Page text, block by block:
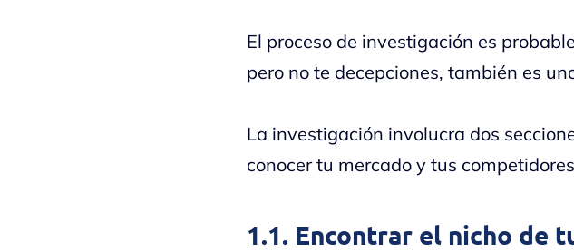
El proceso de investigación es
pero no te decepciones, también es
La investigación involucra dos
conocer tu mercado y tus
1.1. Encontrar el nicho de